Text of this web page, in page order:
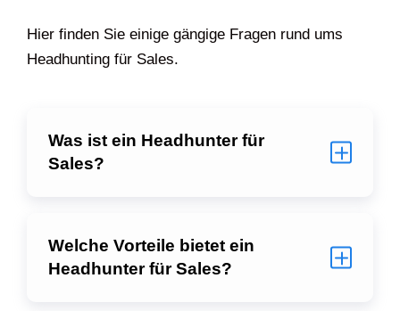
Hier finden Sie einige gängige Fragen rund ums
Headhunting für Sales.
Was ist ein Headhunter für
Sales?
Welche Vorteile bietet ein
Headhunter für Sales?